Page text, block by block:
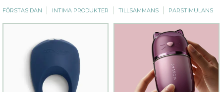
FÖRSTASIDAN INTIMA PRODUKTER TILLSAMMANS PARSTIMULANS